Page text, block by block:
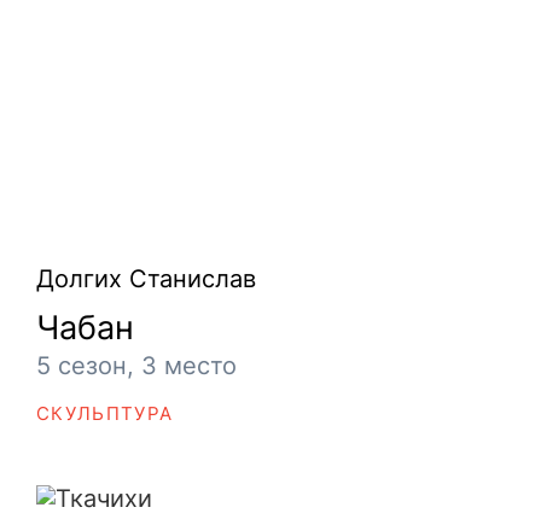
Долгих Станислав
Чабан
5 сезон, 3 место
СКУЛЬПТУРА
Ткачихи